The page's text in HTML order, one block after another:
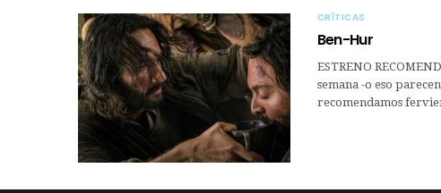
CRÍTICAS
Ben-Hur
ESTRENO
semana -o eso
recomendamos